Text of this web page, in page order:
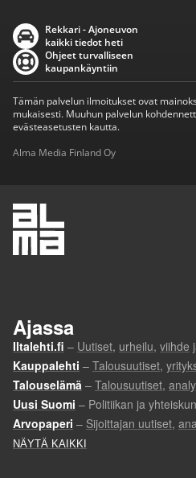
Rekkari - Ajoneuvon
kaikki tiedot heti
Ohjeet turvalliseen
kaupankäyntiin
Tämän palvelun ilmoitukset ovat
mukaisesti. Muuhun palvelun
evästeasetusten kautta.
Alma Media Finland Oy